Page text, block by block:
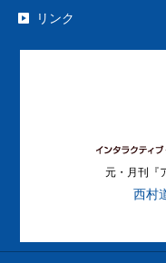
リンク
元・月刊『
西村